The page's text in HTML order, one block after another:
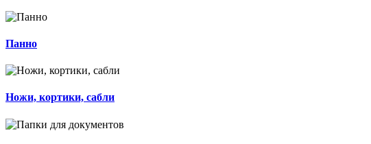
Панно
Ножи, кортики, сабли